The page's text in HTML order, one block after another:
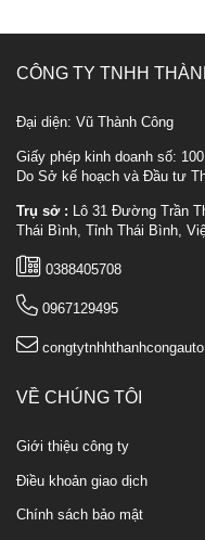
CÔNG TY TNHH
Đại diện: Vũ Thành Công
Giấy phép kinh doanh số:
Do Sở kế hoạch và Đầu tư
Trụ sở : Lô 31 Đường Trần
Thái Bình, Tỉnh Thái Bình,
0388405708
0967129495
VỀ CHÚNG TÔI
Giới thiệu công ty
Điều khoản giao dịch
Chính sách bảo mật